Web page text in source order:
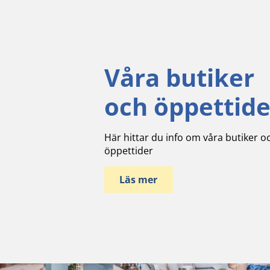
Våra butiker
och
Här hittar du info om våra butiker
öppettider
Läs mer